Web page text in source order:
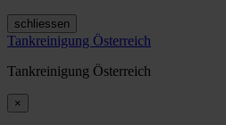
schliessen
Tankreinigung Österreich
Tankreinigung Österreich
×